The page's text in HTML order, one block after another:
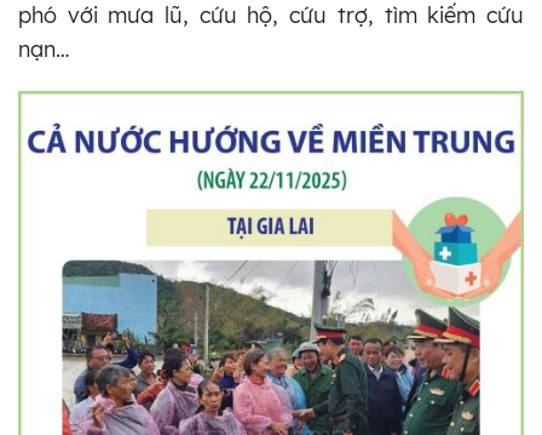
phó với mưa lũ, cứu hộ, cứu trợ, tìm kiếm cứu
nạn…